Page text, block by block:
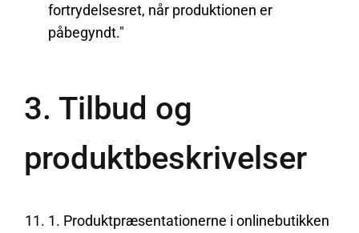
fortrydelsesret, når produktionen er
påbegyndt."
3. Tilbud og
produktbeskrivelser
1. Produktpræsentationerne i onlinebutikken